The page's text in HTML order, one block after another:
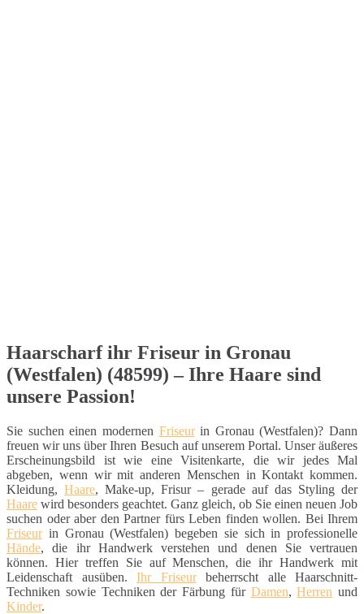
Haarscharf ihr Friseur in Gronau
(Westfalen) (48599) – Ihre Haare sind
unsere Passion!
Sie suchen einen modernen Friseurin Gronau (Westfalen)? Dann
freuen wir uns über Ihren Besuch auf unserem Portal. Unser äußeres
Erscheinungsbild ist wie eine Visitenkarte, die wir jedes Mal
abgeben, wenn wir mit anderen Menschen in Kontakt kommen.
Kleidung,Haare, Make-up, Frisur – gerade auf das Styling der
Haare wird besonders geachtet. Ganz gleich, ob Sie einen neuen Job
suchen oder aber den Partner fürs Leben finden wollen. Bei Ihrem
Friseurin Gronau (Westfalen) begeben sie sich in professionelle
Hände, die ihr Handwerk verstehen und denen Sie vertrauen
können. Hier treffen Sie auf Menschen, die ihr Handwerk mit
Leidenschaft ausüben. Ihr Friseurbeherrscht alle Haarschnitt-
Techniken sowie Techniken der Färbung für Damen,Herren und
Kinder.